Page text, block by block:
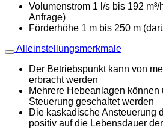
Volumenstrom 1 l/s bis 192
Anfrage)
Förderhöhe 1 m bis 250 m
Alleinstellungsmerkmale
Der Betriebspunkt kann von
erbracht werden
Mehrere Hebeanlagen
Steuerung geschaltet werden
Die kaskadische Ansteuerung
positiv auf die Lebensdauer